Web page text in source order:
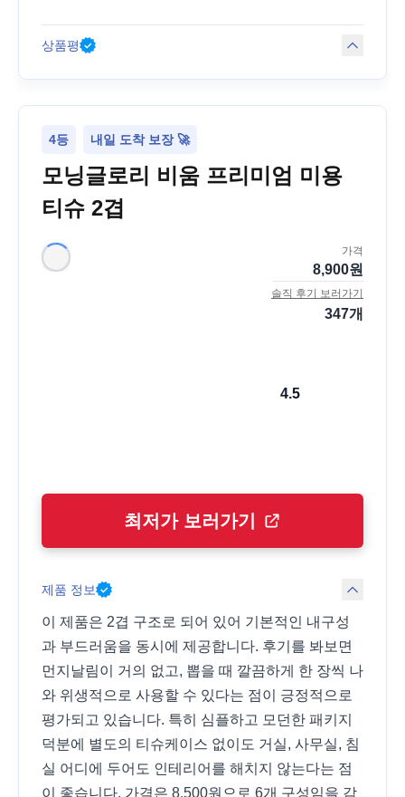
상품평
4등 내일 도착 보장 🚀
모닝글로리 비움 프리미엄 미용
티슈 2겹
가격
8,900원
솔직 후기 보러가기
347개
4.5
최저가 보러가기
제품 정보
이 제품은 2겹 구조로 되어 있어 기본적인 내구성
과 부드러움을 동시에 제공합니다. 후기를 봐보면
먼지날림이 거의 없고, 뽑을 때 깔끔하게 한 장씩 나
와 위생적으로 사용할 수 있다는 점이 긍정적으로
평가되고 있습니다. 특히 심플하고 모던한 패키지
덕분에 별도의 티슈케이스 없이도 거실, 사무실, 침
실 어디에 두어도 인테리어를 해치지 않는다는 점
이 좋습니다. 가격은 8,500원으로 6개 구성임을 감